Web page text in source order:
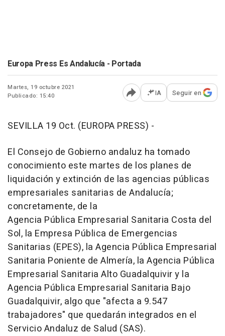
Europa Press Es Andalucía - Portada
Martes, 19 octubre 2021
Publicado: 15:40
Abrir opciones para
IA Seguir en
SEVILLA 19 Oct. (EUROPA PRESS) -
El Consejo de Gobierno andaluz ha tomado
conocimiento este martes de los planes de
liquidación y extinción de las agencias públicas
empresariales sanitarias de Andalucía;
concretamente, de la
Agencia Pública Empresarial Sanitaria Costa del
Sol, la Empresa Pública de Emergencias
Sanitarias (EPES), la Agencia Pública Empresarial
Sanitaria Poniente de Almería, la Agencia Pública
Empresarial Sanitaria Alto Guadalquivir y la
Agencia Pública Empresarial Sanitaria Bajo
Guadalquivir, algo que "afecta a 9.547
trabajadores" que quedarán integrados en el
Servicio Andaluz de Salud (SAS).